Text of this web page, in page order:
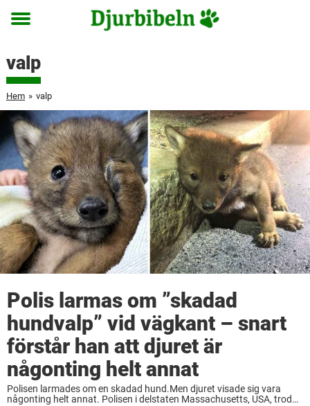
Toggle
valp
Hem » valp
Polis larmas om ”skadad
hundvalp” vid vägkant – snart
förstår han att djuret är
någonting helt annat
Polisen larmades om en skadad hund.Men djuret visade sig vara
någonting helt annat. Polisen i delstaten Massachusetts, USA, trodde